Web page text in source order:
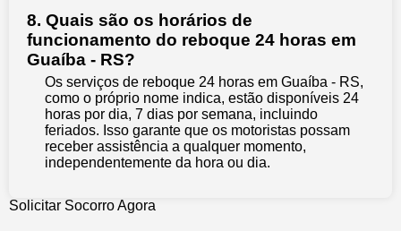
8. Quais são os horários de
funcionamento do reboque 24 horas em
Guaíba - RS?
Os serviços de reboque 24 horas em Guaíba - RS,
como o próprio nome indica, estão disponíveis 24
horas por dia, 7 dias por semana, incluindo
feriados. Isso garante que os motoristas possam
receber assistência a qualquer momento,
independentemente da hora ou dia.
Solicitar Socorro Agora